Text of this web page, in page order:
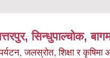
सिन्धुपाल्चोक,
जलस्रोत, शिक्षा र कृषिमा